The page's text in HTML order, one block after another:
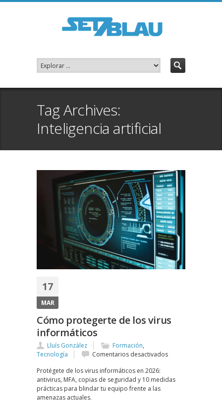
Tag Archives:
Inteligencia artificial
17
MAR
Cómo protegerte de los virus
informáticos
Lluís Gonzàlez Formación,
Tecnología
Comentarios desactivadosen
de
Protégete de los virus informáticos en 2026:
antivirus, MFA, copias de seguridad y 10 medidas
prácticas para blindar tu equipo frente a las
amenazas actuales.